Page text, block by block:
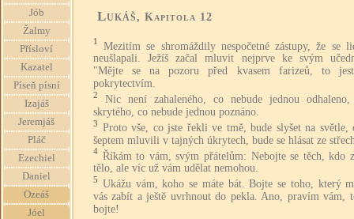
Jób
Žalmy
Přísloví
Kazatel
Píseň písní
Izajáš
Jeremjáš
Pláč
Ezechiel
Daniel
Ozeáš
Jóel
Lukáš, Kapitola 12
1
Mezitím se shromáždily nespočetné zástupy, že se
neušlapali. Ježíš začal mluvit nejprve ke svým
"Mějte se na pozoru před kvasem farizeů, to
pokrytectvím.
2
Nic není zahaleného, co nebude jednou
skrytého, co nebude jednou poznáno.
3 Proto vše, co jste řekli ve tmě, bude slyšet na světle,
šeptem mluvili v tajných úkrytech, bude se hlásat ze
4 Říkám to vám, svým přátelům: Nebojte se těch, kdo
tělo, ale víc už vám udělat nemohou.
5 Ukážu vám, koho se máte bát. Bojte se toho, který
vás zabít a ještě uvrhnout do pekla. Ano, pravím vám,
bojte!